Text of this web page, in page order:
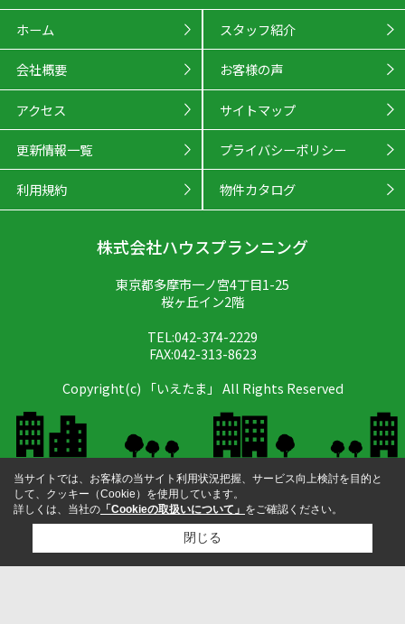
ホーム スタッフ紹介
会社概要 お客様の声
アクセス サイトマップ
更新情報一覧 プライバシーポリシー
利用規約 物件カタログ
株式会社ハウスプランニング
東京都多摩市一ノ宮4丁目1-25
桜ヶ丘イン2階
TEL:042-374-2229
FAX:042-313-8623
Copyright(c) 「いえたま」 All Rights Reserved
当サイトでは、お客様の当サイト利用状況把握、サービス向上検討を目的と
して、クッキー（Cookie）を使用しています。
詳しくは、当社の 「Cookieの取扱いについて」 をご確認ください。
閉じる